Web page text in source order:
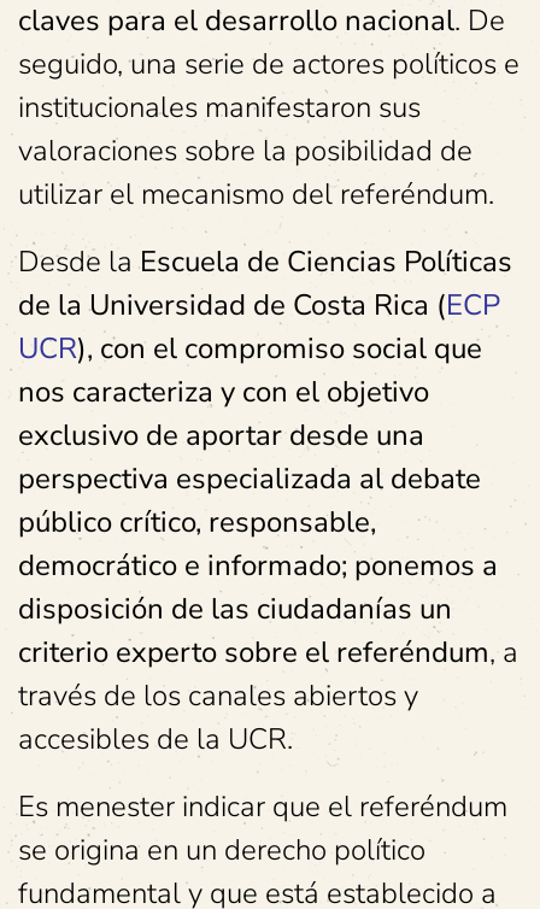
claves para el desarrollo nacional. De
seguido, una serie de actores políticos e
institucionales manifestaron sus
valoraciones sobre la posibilidad de
utilizar el mecanismo del referéndum.
Desde laEscuela de Ciencias Políticas
de la Universidad de Costa Rica (ECP
UCR), con el compromiso social que
nos caracteriza y con el objetivo
exclusivo de aportar desde una
perspectiva especializada al debate
público crítico, responsable,
democrático e informado; ponemos a
disposición de las ciudadanías un
criterio experto sobre el referéndum, a
través de los canales abiertos y
accesibles de la UCR.
Es menester indicar que el referéndum
se origina en un derecho político
fundamental y que está establecido a